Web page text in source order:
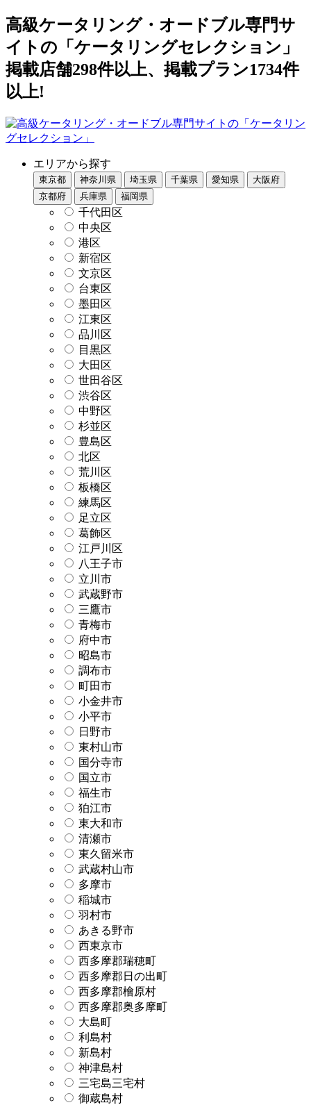
高級ケータリング・オードブル専門サ
イトの「ケータリングセレクション」
掲載店舗298件以上、掲載プラン1734件
以上!
エリアから探す
東京都 神奈川県 埼玉県 千葉県 愛知県
大阪府
京都府
兵庫県 福岡県
千代田区
中央区
港区
新宿区
文京区
台東区
墨田区
江東区
品川区
目黒区
大田区
世田谷区
渋谷区
中野区
杉並区
豊島区
北区
荒川区
板橋区
練馬区
足立区
葛飾区
江戸川区
八王子市
立川市
武蔵野市
三鷹市
青梅市
府中市
昭島市
調布市
町田市
小金井市
小平市
日野市
東村山市
国分寺市
国立市
福生市
狛江市
東大和市
清瀬市
東久留米市
武蔵村山市
多摩市
稲城市
羽村市
あきる野市
西東京市
西多摩郡瑞穂町
西多摩郡日の出町
西多摩郡檜原村
西多摩郡奥多摩町
大島町
利島村
新島村
神津島村
三宅島三宅村
御蔵島村